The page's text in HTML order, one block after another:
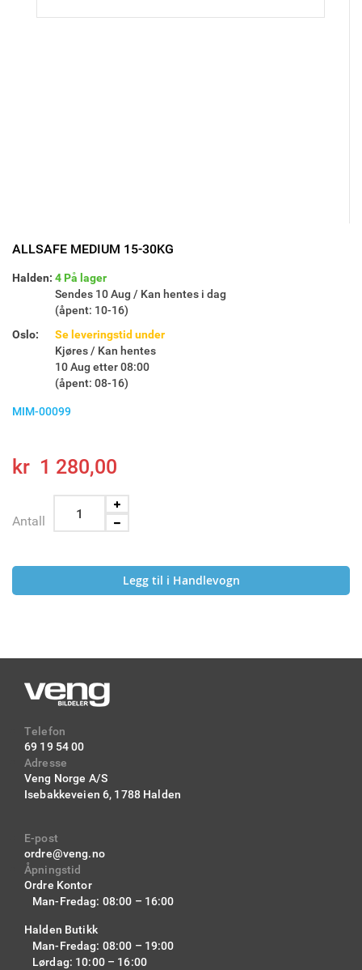
ALLSAFE MEDIUM 15-30KG
Halden: 4 På lager
Sendes 10 Aug / Kan hentes i dag
(åpent: 10-16)
Oslo:
Se leveringstid under
Kjøres / Kan hentes
10 Aug etter 08:00
(åpent: 08-16)
MIM-00099
kr 1 280,00
Antall
Legg til i Handlevogn
Telefon
69 19 54 00
Adresse
Veng Norge A/S
Isebakkeveien 6, 1788 Halden
E-post
ordre@veng.no
Åpningstid
Ordre Kontor
Man-Fredag: 08:00 – 16:00
Halden Butikk
Man-Fredag: 08:00 – 19:00
Lørdag: 10:00 – 16:00